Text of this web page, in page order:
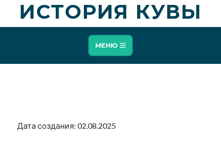
ИСТОРИЯ КУВЫ
МЕНЮ
Дата создания: 02.08.2025